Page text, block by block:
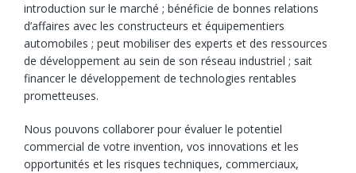
introduction sur le marché ; bénéficie de bonnes relations
d’affaires avec les constructeurs et équipementiers
automobiles ; peut mobiliser des experts et des ressources
de développement au sein de son réseau industriel ; sait
financer le développement de technologies rentables
prometteuses.
Nous pouvons collaborer pour évaluer le potentiel
commercial de votre invention, vos innovations et les
opportunités et les risques techniques, commerciaux,